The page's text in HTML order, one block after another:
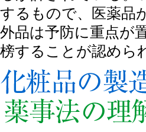
するもので、医薬品
外品は予防に重点が
榜することが認めら